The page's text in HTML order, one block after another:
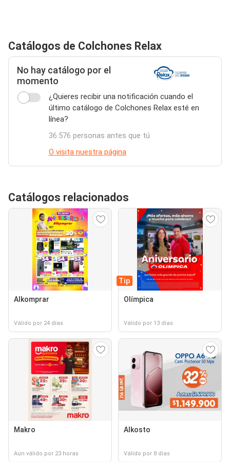
Catálogos de Colchones Relax
No hay catálogo por el
momento
¿Quieres recibir una notificación cuando el
último catálogo de Colchones Relax esté en
línea?
36.576 personas antes que tú
O visita nuestra página
Catálogos relacionados
Alkomprar
Válido por 24 días
Tip
Olímpica
Válido por 13 días
Makro
Aún válido por 23 horas
Alkosto
Válido por 8 días